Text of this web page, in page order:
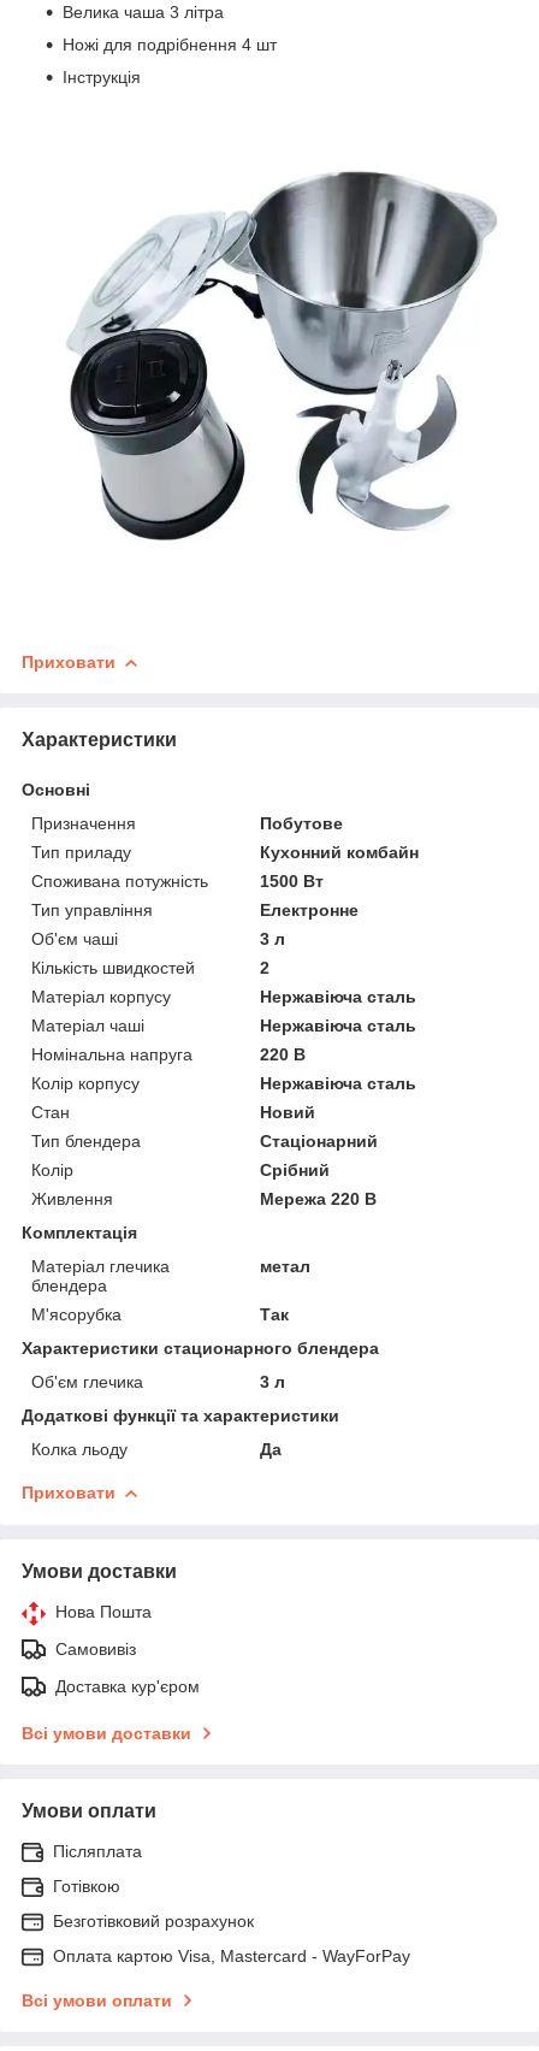
Велика чаша 3 літра
Ножі для подрібнення 4 шт
Інструкція
Приховати
Характеристики
Основні
Призначення
Побутове
Тип приладу
Кухонний комбайн
Споживана потужність
1500 Вт
Тип управління
Електронне
Об'єм чаші
3 л
Кількість швидкостей
2
Матеріал корпусу
Нержавіюча сталь
Матеріал чаші
Нержавіюча сталь
Номінальна напруга
220 В
Колір корпусу
Нержавіюча сталь
Стан
Новий
Тип блендера
Стаціонарний
Колір
Срібний
Живлення
Мережа 220 В
Комплектація
Матеріал глечика
блендера
метал
М'ясорубка
Так
Характеристики стационарного блендера
Об'єм глечика
3 л
Додаткові функції та характеристики
Колка льоду
Да
Приховати
Умови доставки
Нова Пошта
Самовивіз
Доставка кур'єром
Всі умови доставки
Умови оплати
Післяплата
Готівкою
Безготівковий розрахунок
Оплата картою Visa, Mastercard - WayForPay
Всі умови оплати